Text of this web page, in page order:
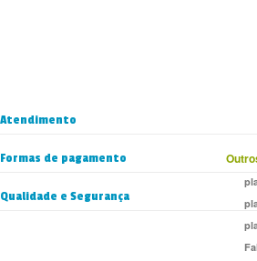
Atendimento
Formas de pagamento
Qualidade e Segurança